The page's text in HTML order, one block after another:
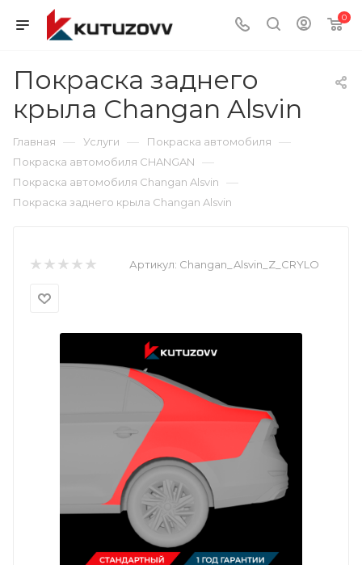
0
Покраска заднего
крыла Changan Alsvin
Главная — Услуги — Покраска автомобиля —
Покраска автомобиля CHANGAN —
Покраска автомобиля Changan Alsvin —
Покраска заднего крыла Changan Alsvin
Артикул: Changan_Alsvin_Z_CRYLO